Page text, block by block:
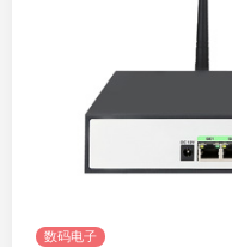
数码电子